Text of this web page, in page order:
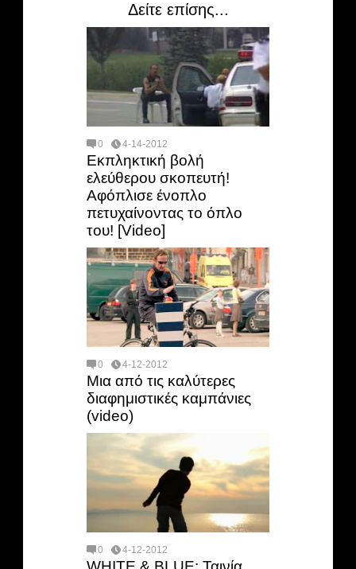
Δείτε επίσης...
0 4-14-2012
Εκπληκτική βολή
ελεύθερου σκοπευτή!
Αφόπλισε ένοπλο
πετυχαίνοντας το όπλο
του! [Video]
0 4-12-2012
Mια από τις καλύτερες
διαφημιστικές καμπάνιες
(video)
0 4-12-2012